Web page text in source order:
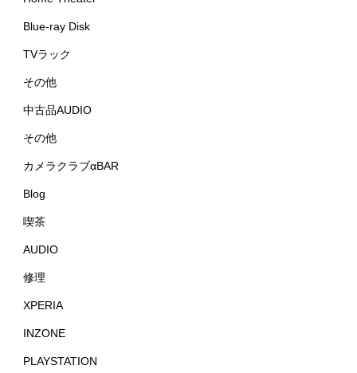
Blue-ray Disk
TVラック
その他
中古品AUDIO
その他
カメラクラブαBAR
Blog
喫茶
AUDIO
修理
XPERIA
INZONE
PLAYSTATION